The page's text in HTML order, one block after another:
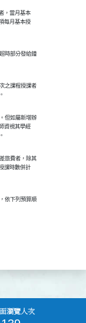
，當月基本
每月基本授
時部分發給鐘
之課程授課者
但如屬新增辦
資視其學經
旅費者，除其
課時數併計
依下列預算順
瀏覽人次